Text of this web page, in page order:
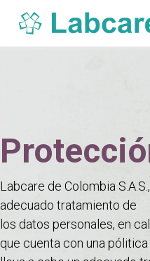
Labcare de Colombia
adecuado tratamiento de
los datos personales, en
que cuenta con una